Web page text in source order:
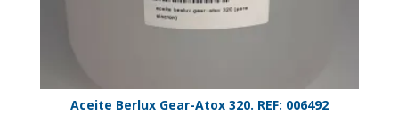
Aceite Berlux Gear-Atox 320. REF: 006492